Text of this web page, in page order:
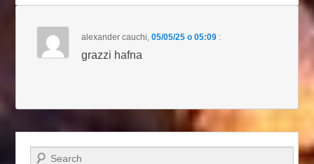
alexander cauchi,05/05/25 o 05:09 :
grazzi hafna
Szukaj